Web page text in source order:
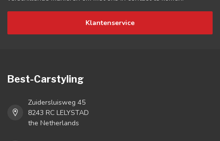
Klantenservice
Best-Carstyling
Zuidersluisweg 45
8243 RC LELYSTAD
the Netherlands